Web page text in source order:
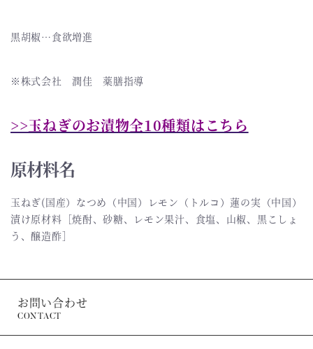
黒胡椒…食欲増進
※株式会社 潤佳 薬膳指導
>>玉ねぎのお漬物全10種類はこちら
原材料名
玉ねぎ(国産）なつめ（中国）レモン（トルコ）蓮の実（中国）
漬け原材料［焼酎、砂糖、レモン果汁、食塩、山椒、黒こしょ
う、醸造酢］
CONTACT
お問い合わせ